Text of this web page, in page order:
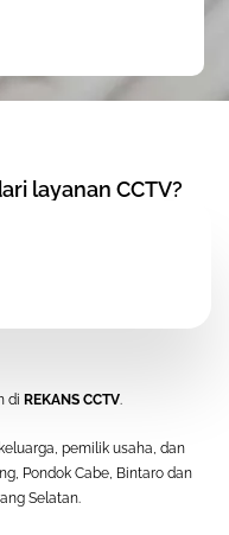
layanan CCTV?
di REKANS CCTV
pemilik usaha, dan
Pondok Cabe, Bintaro dan
Selatan.